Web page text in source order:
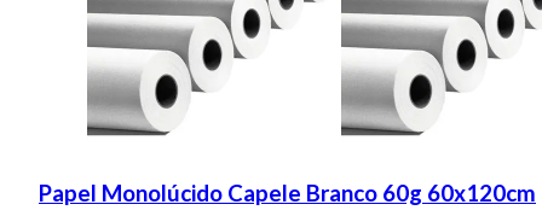
Papel Monolúcido Capele Branco 60g 60x120cm